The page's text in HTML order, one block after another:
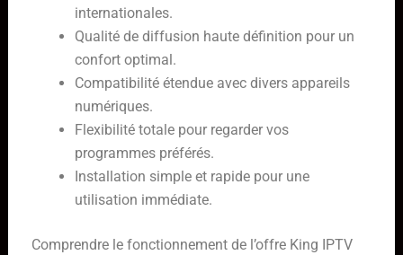
internationales.
Qualité de diffusion haute définition pour un
confort optimal.
Compatibilité étendue avec divers appareils
numériques.
Flexibilité totale pour regarder vos
programmes préférés.
Installation simple et rapide pour une
utilisation immédiate.
Comprendre le fonctionnement de l’offre King IPTV